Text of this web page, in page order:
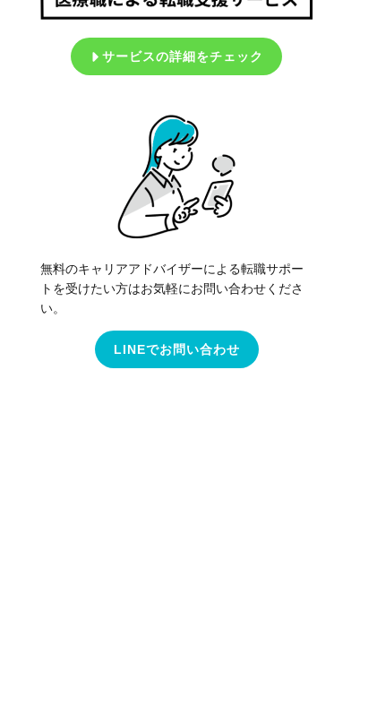
サービスの詳細をチェック
無料のキャリアアドバイザーによる転職サポー
トを受けたい方はお気軽にお問い合わせくださ
い。
LINEでお問い合わせ